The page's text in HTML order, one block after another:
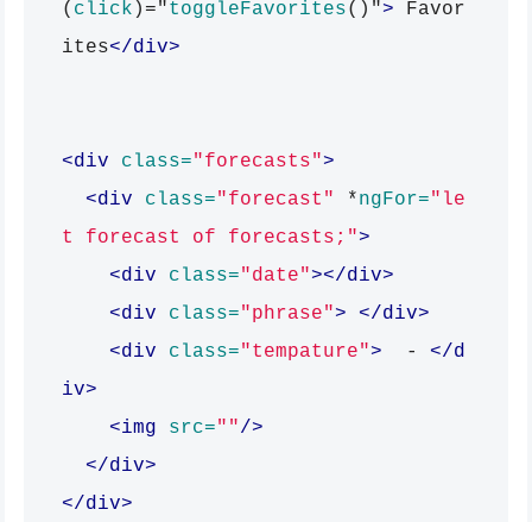
( click )="toggleFavorites()"> Favor
ites</div>
<div class="forecasts">
<div
class="forecast" *ngFor="le
t forecast of forecasts;">
<div
class="date"></div>
<div
class="phrase">
</div>
<div
class="tempature">
  -
</d
iv>
<img
src=""/>
</div>
</div>